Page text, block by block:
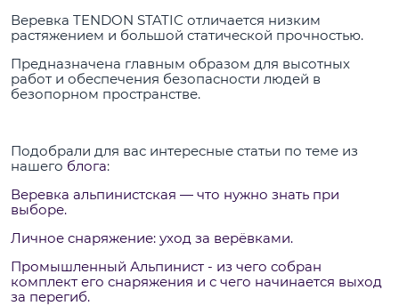
Веревка TENDON STATIC отличается низким
растяжением и большой статической прочностью.
Предназначена главным образом для высотных
работ и обеспечения безопасности людей в
безопорном пространстве.
Подобрали для вас интересные статьи по теме из
нашего блога:
Веревка альпинистская — что нужно знать при
выборе.
Личное снаряжение: уход за верёвками.
Промышленный Альпинист - из чего собран
комплект его снаряжения и с чего начинается выход
за перегиб.